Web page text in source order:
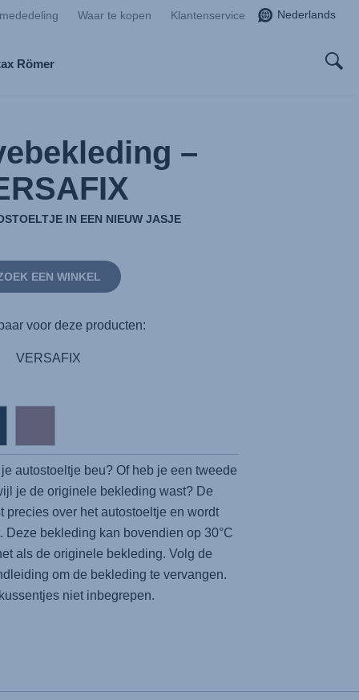
Waar te kopen Klantenservice Nederlands
Römer
–
IN EEN NIEUW JASJE
EEN WINKEL
voor deze producten:
VERSAFIX
autostoeltje beu? Of heb je een tweede
je de originele bekleding wast? De
precies over het autostoeltje en wordt
Deze bekleding kan bovendien op 30°C
als de originele bekleding. Volg de
om de bekleding te vervangen.
niet inbegrepen.